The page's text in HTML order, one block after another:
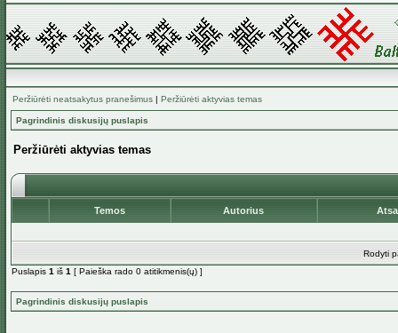
Peržiūrėti neatsakytus pranešimus | Peržiūrėti aktyvias temas
Pagrindinis diskusijų puslapis
Peržiūrėti aktyvias temas
Temos Autorius
Rodyti
Puslapis 1 iš 1 [ Paieška rado 0 atitikmenis(ų) ]
Pagrindinis diskusijų puslapis